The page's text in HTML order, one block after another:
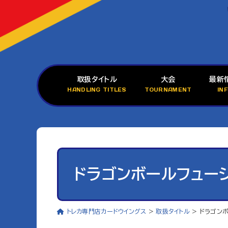
取扱タイトル
HANDLING TITLES
大会
TOURNAMENT
最新
ドラゴンボールフュー
トレカ専門店カードウイングス >取扱タイトル > ドラゴン